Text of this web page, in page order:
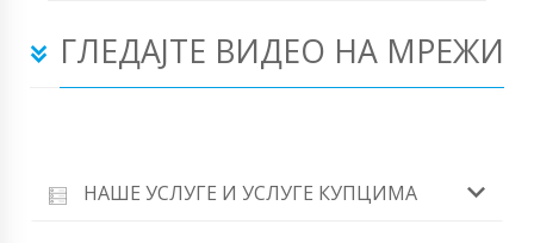
ГЛЕДАЈТЕ ВИДЕО НА МРЕЖИ
НАШЕ УСЛУГЕ И УСЛУГЕ КУПЦИМА